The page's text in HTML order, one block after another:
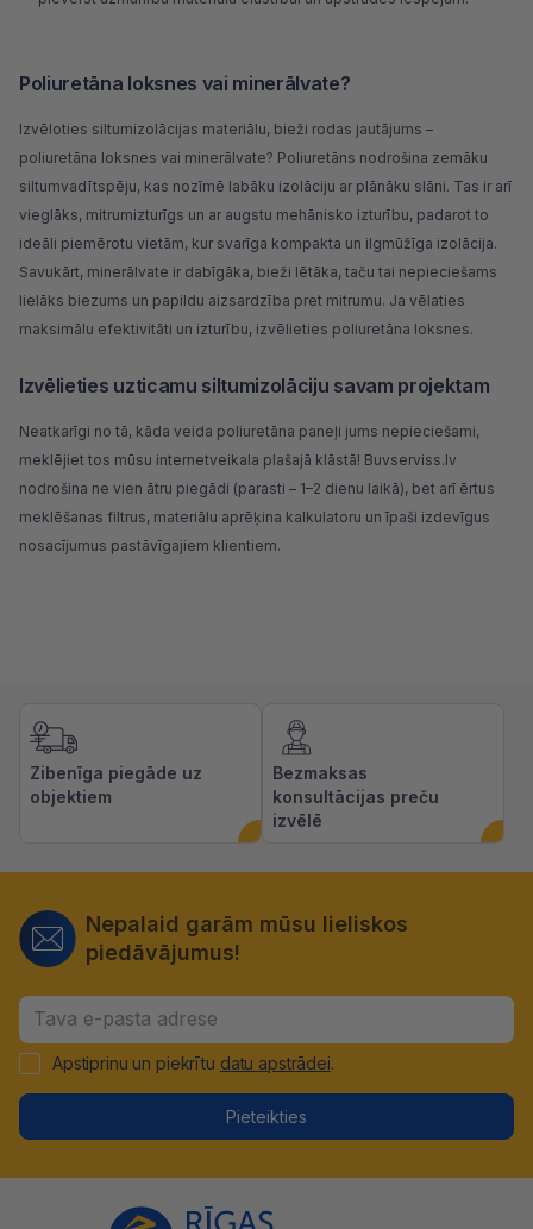
Poliuretāna loksnes vai minerālvate?
Izvēloties siltumizolācijas materiālu, bieži rodas jautājums –
poliuretāna loksnes vai minerālvate? Poliuretāns nodrošina zemāku
siltumvadītspēju, kas nozīmē labāku izolāciju ar plānāku slāni. Tas ir arī
vieglāks, mitrumizturīgs un ar augstu mehānisko izturību, padarot to
ideāli piemērotu vietām, kur svarīga kompakta un ilgmūžīga izolācija.
Savukārt, minerālvate ir dabīgāka, bieži lētāka, taču tai nepieciešams
lielāks biezums un papildu aizsardzība pret mitrumu. Ja vēlaties
maksimālu efektivitāti un izturību, izvēlieties poliuretāna loksnes.
Izvēlieties uzticamu siltumizolāciju savam projektam
Neatkarīgi no tā, kāda veida poliuretāna paneļi jums nepieciešami,
meklējiet tos mūsu internetveikala plašajā klāstā! Buvserviss.lv
nodrošina ne vien ātru piegādi (parasti – 1–2 dienu laikā), bet arī ērtus
meklēšanas filtrus, materiālu aprēķina kalkulatoru un īpaši izdevīgus
nosacījumus pastāvīgajiem klientiem.
Zibenīga piegāde uz
objektiem
Bezmaksas
konsultācijas preču
izvēlē
Nepalaid garām mūsu lieliskos
piedāvājumus!
Apstiprinu un piekrītu datu apstrādei.
Pieteikties